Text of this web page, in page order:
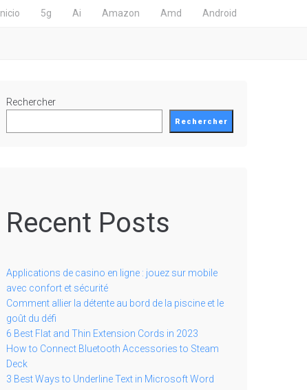
Inicio 5g Ai Amazon Amd Android
Rechercher
Rechercher
Recent Posts
Applications de casino en ligne : jouez sur mobile
avec confort et sécurité
Comment allier la détente au bord de la piscine et le
goût du défi
6 Best Flat and Thin Extension Cords in 2023
How to Connect Bluetooth Accessories to Steam
Deck
3 Best Ways to Underline Text in Microsoft Word